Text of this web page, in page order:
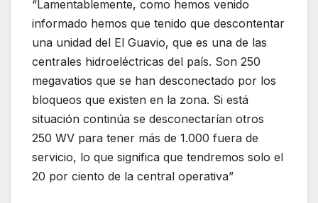
“Lamentablemente, como hemos venido
informado hemos que tenido que descontentar
una unidad del El Guavio, que es una de las
centrales hidroeléctricas del país. Son 250
megavatios que se han desconectado por los
bloqueos que existen en la zona. Si está
situación continúa se desconectarían otros
250 WV para tener más de 1.000 fuera de
servicio, lo que significa que tendremos solo el
20 por ciento de la central operativa”